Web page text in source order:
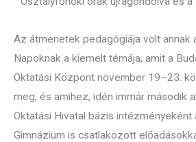
Az átmenetek pedagógiája volt annak
Napoknak a kiemelt témája, amit a
Oktatási Központ november 19–23.
meg, és amihez, idén immár második
Oktatási Hivatal bázis intézményeként
Gimnázium is csatlakozott